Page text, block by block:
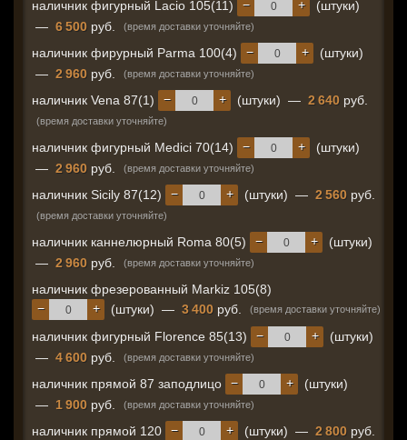
наличник фигурный Lacio 105(11) +
−
(штуки)
— 6 500 руб. (время доставки уточняйте)
наличник фирурный Parma 100(4) +
−
(штуки)
— 2 960 руб. (время доставки уточняйте)
наличник Vena 87(1) +
− (штуки) — 2 640 руб.
(время доставки уточняйте)
наличник фигурный Medici 70(14) +
−
(штуки)
— 2 960 руб. (время доставки уточняйте)
наличник Sicily 87(12) +
− (штуки) — 2 560 руб.
(время доставки уточняйте)
наличник каннелюрный Roma 80(5) +
−
(штуки)
— 2 960 руб. (время доставки уточняйте)
наличник фрезерованный Markiz 105(8)
+
− (штуки) — 3 400 руб. (время доставки уточняйте)
наличник фигурный Florence 85(13) +
−
(штуки)
— 4 600 руб. (время доставки уточняйте)
наличник прямой 87 заподлицо +
−
(штуки)
— 1 900 руб. (время доставки уточняйте)
наличник прямой 120 +
− (штуки) — 2 800 руб.